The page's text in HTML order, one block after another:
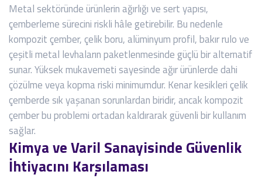
Metal sektöründe ürünlerin ağırlığı ve sert yapısı,
çemberleme sürecini riskli hâle getirebilir. Bu nedenle
kompozit çember, çelik boru, alüminyum profil, bakır rulo ve
çeşitli metal levhaların paketlenmesinde güçlü bir alternatif
sunar. Yüksek mukavemeti sayesinde ağır ürünlerde dahi
çözülme veya kopma riski minimumdur. Kenar kesikleri çelik
çemberde sık yaşanan sorunlardan biridir, ancak kompozit
çember bu problemi ortadan kaldırarak güvenli bir kullanım
sağlar.
Kimya ve Varil Sanayisinde Güvenlik
İhtiyacını Karşılaması